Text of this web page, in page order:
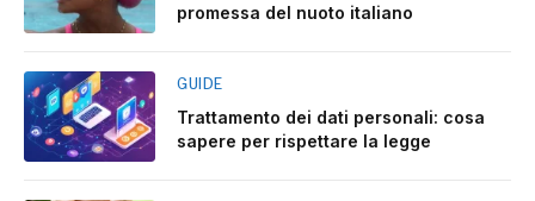
promessa del nuoto italiano
GUIDE
Trattamento dei dati personali: cosa
sapere per rispettare la legge